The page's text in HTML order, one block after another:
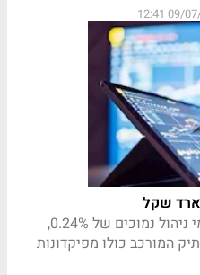
09/07/
קרן כספית שקלית ותיקה עם דמי ניהול נמוכים של 0.24%,
המורכב כולו מפיקדונות